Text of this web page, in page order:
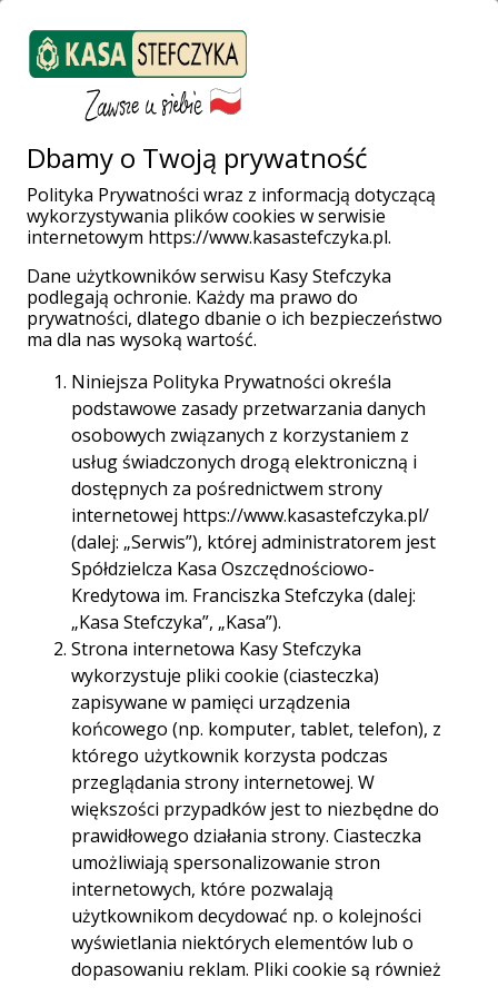
Weź pożyczkę
Załóż konto
Strona główna Placówki i Bankomaty
Pajęczno
ul. Kościuszki 45
Placówka Partnerska
Pajęczno, ul. Kościuszki 45
98-330 Pajęczno, ul. Kościuszki 45
Godziny otwarcia: pon. - pt. 09.00 - 16.30
Telefon: 343907239
343907240
603298443
E-mail: pajeczno.kosciuszki@kasastefczyka.pl
Trasa Start
Dbamy o Twoją prywatność
Polityka Prywatności wraz z informacją dotyczącą
wykorzystywania plików cookies w serwisie
internetowym https://www.kasastefczyka.pl.
Dane użytkowników serwisu Kasy Stefczyka
podlegają ochronie. Każdy ma prawo do
prywatności, dlatego dbanie o ich bezpieczeństwo
ma dla nas wysoką wartość.
Niniejsza Polityka Prywatności określa
podstawowe zasady przetwarzania danych
osobowych związanych z korzystaniem z
usług świadczonych drogą elektroniczną i
dostępnych za pośrednictwem strony
internetowej https://www.kasastefczyka.pl/
(dalej: „Serwis”), której administratorem jest
Spółdzielcza Kasa Oszczędnościowo-
Kredytowa im. Franciszka Stefczyka (dalej:
„Kasa Stefczyka”, „Kasa”).
Strona internetowa Kasy Stefczyka
wykorzystuje pliki cookie (ciasteczka)
zapisywane w pamięci urządzenia
końcowego (np. komputer, tablet, telefon), z
którego użytkownik korzysta podczas
przeglądania strony internetowej. W
większości przypadków jest to niezbędne do
prawidłowego działania strony. Ciasteczka
umożliwiają spersonalizowanie stron
internetowych, które pozwalają
użytkownikom decydować np. o kolejności
wyświetlania niektórych elementów lub o
dopasowaniu reklam. Pliki cookie są również